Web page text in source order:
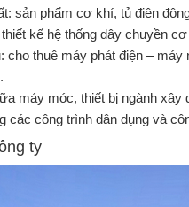
sản phẩm cơ khí, tủ điện
kế hệ thống dây chuyền
cho thuê máy phát điện – máy
máy móc, thiết bị ngành
các công trình dân dụng và
ty